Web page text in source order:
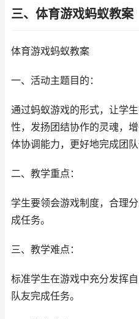
三、体育游戏蚂蚁教案
体育游戏蚂蚁教案
一、活动主题目的：
通过蚂蚁游戏的形式，让学
性，发扬团结协作的灵魂，
体协调能力，更好地完成团队
二、教学重点：
学生要领会游戏制度，合理
成任务。
三、教学难点：
标准学生在游戏中充分发挥
队友完成任务。